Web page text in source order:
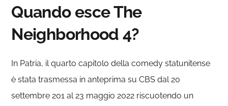
Quando esce The
Neighborhood 4?
In Patria, il quarto capitolo della comedy statunitense
è stata trasmessa in anteprima su CBS dal 20
settembre 201 al 23 maggio 2022 riscuotendo un